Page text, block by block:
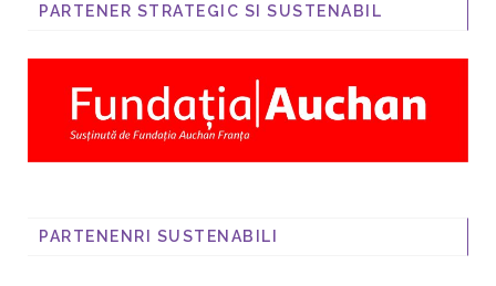
PARTENER STRATEGIC SI SUSTENABIL
PARTENENRI SUSTENABILI